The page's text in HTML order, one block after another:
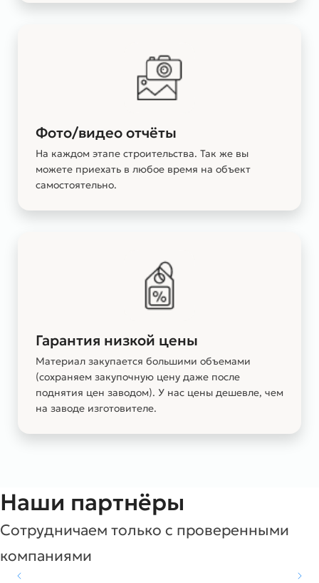
Фото/видео отчёты
На каждом этапе строительства. Так же вы
можете приехать в любое время на объект
самостоятельно.
Гарантия низкой цены
Материал закупается большими объемами
(сохраняем закупочную цену даже после
поднятия цен заводом). У нас цены дешевле, чем
на заводе изготовителе.
Наши партнёры
Сотрудничаем только с проверенными
компаниями